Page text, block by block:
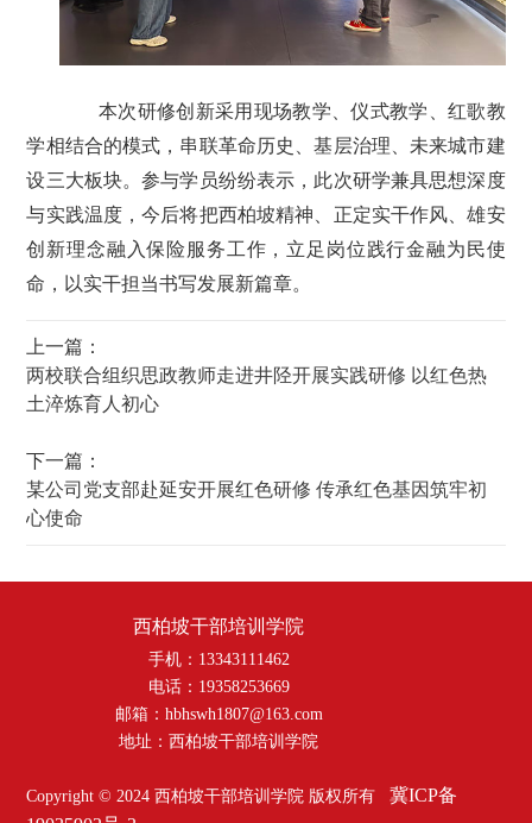
本次研修创新采用现场教学、仪式教学、红歌教
学相结合的模式，串联革命历史、基层治理、未来城市建
设三大板块。参与学员纷纷表示，此次研学兼具思想深度
与实践温度，今后将把西柏坡精神、正定实干作风、雄安
创新理念融入保险服务工作，立足岗位践行金融为民使
命，以实干担当书写发展新篇章。
上一篇：
两校联合组织思政教师走进井陉开展实践研修 以红色热
土淬炼育人初心
下一篇：
某公司党支部赴延安开展红色研修 传承红色基因筑牢初
心使命
西柏坡干部培训学院
手机：13343111462
电话：19358253669
邮箱：hbhswh1807@163.com
地址：西柏坡干部培训学院
Copyright © 2024 西柏坡干部培训学院 版权所有冀ICP备